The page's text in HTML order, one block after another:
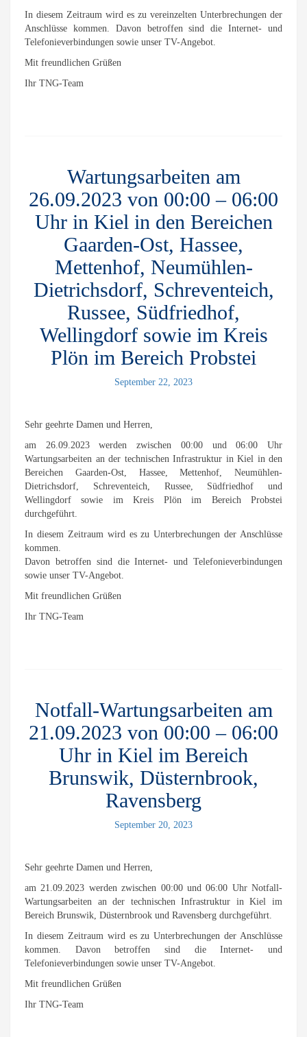
In diesem Zeitraum wird es zu vereinzelten Unterbrechungen der
Anschlüsse kommen. Davon betroffen sind die Internet- und
Telefonieverbindungen sowie unser TV-Angebot.
Mit freundlichen Grüßen
Ihr TNG-Team
Wartungsarbeiten am
26.09.2023 von 00:00 – 06:00
Uhr in Kiel in den Bereichen
Gaarden-Ost, Hassee,
Mettenhof, Neumühlen-
Dietrichsdorf, Schreventeich,
Russee, Südfriedhof,
Wellingdorf sowie im Kreis
Plön im Bereich Probstei
September 22, 2023
Sehr geehrte Damen und Herren,
am 26.09.2023 werden zwischen 00:00 und 06:00 Uhr
Wartungsarbeiten an der technischen Infrastruktur in Kiel in den
Bereichen Gaarden-Ost, Hassee, Mettenhof, Neumühlen-
Dietrichsdorf, Schreventeich, Russee, Südfriedhof und
Wellingdorf sowie im Kreis Plön im Bereich Probstei
durchgeführt.
In diesem Zeitraum wird es zu Unterbrechungen der Anschlüsse
kommen.
Davon betroffen sind die Internet- und Telefonieverbindungen
sowie unser TV-Angebot.
Mit freundlichen Grüßen
Ihr TNG-Team
Notfall-Wartungsarbeiten am
21.09.2023 von 00:00 – 06:00
Uhr in Kiel im Bereich
Brunswik, Düsternbrook,
Ravensberg
September 20, 2023
Sehr geehrte Damen und Herren,
am 21.09.2023 werden zwischen 00:00 und 06:00 Uhr Notfall-
Wartungsarbeiten an der technischen Infrastruktur in Kiel im
Bereich Brunswik, Düsternbrook und Ravensberg durchgeführt.
In diesem Zeitraum wird es zu Unterbrechungen der Anschlüsse
kommen. Davon betroffen sind die Internet- und
Telefonieverbindungen sowie unser TV-Angebot.
Mit freundlichen Grüßen
Ihr TNG-Team